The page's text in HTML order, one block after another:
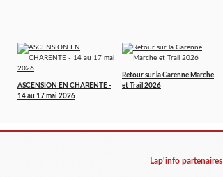
ASCENSION EN CHARENTE -
14 au 17 mai 2026
Retour sur la Garenne Marche
et Trail 2026
Lap'info partenaires